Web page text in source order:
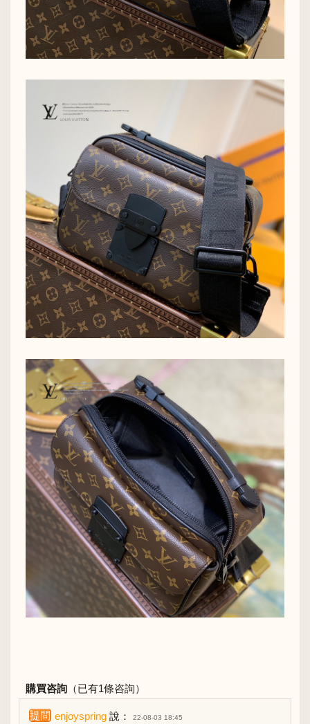
購買咨詢 （已有1條咨詢）
提問 enjoyspring 說： 22-08-03 18:45